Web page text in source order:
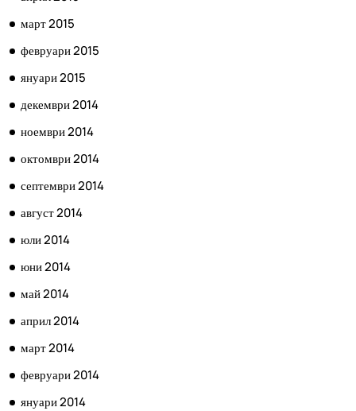
март 2015
февруари 2015
януари 2015
декември 2014
ноември 2014
октомври 2014
септември 2014
август 2014
юли 2014
юни 2014
май 2014
април 2014
март 2014
февруари 2014
януари 2014